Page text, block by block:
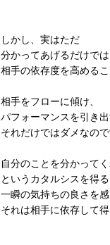
しかし、実はただ
分かってあげるだけでは
相手の依存度を高める
相手をフローに傾け、
パフォーマンスを引き
それだけではダメなので
自分のことを分かって
というカタルシスを得る
一瞬の気持ちの良さを感
それは相手に依存して